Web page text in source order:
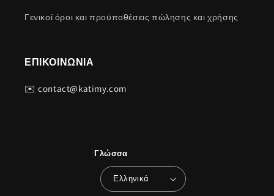
Γενικοί όροι και προϋποθέσεις πώλησης και χρήσης
ΕΠΙΚΟΙΝΩΝΙΑ
✉️ contact@katimy.com
Γλώσσα
Ελληνικά